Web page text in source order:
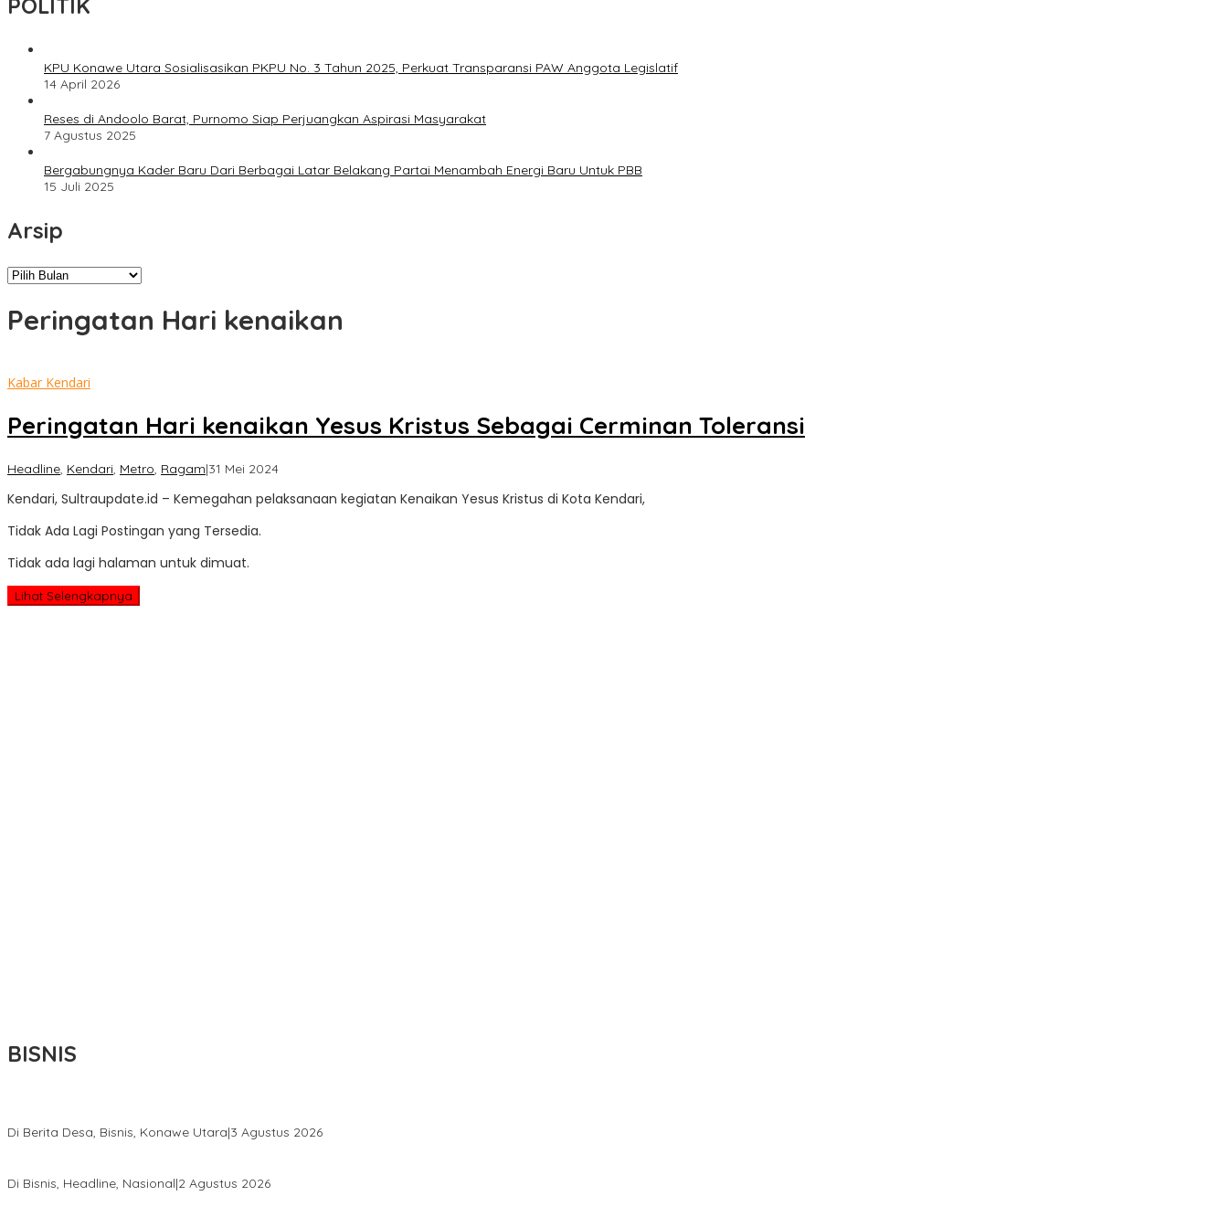
POLITIK
KPU Konawe Utara Sosialisasikan PKPU No. 3 Tahun 2025, Perkuat Transparansi PAW Anggota Legislatif
14 April 2026
Reses di Andoolo Barat, Purnomo Siap Perjuangkan Aspirasi Masyarakat
7 Agustus 2025
Bergabungnya Kader Baru Dari Berbagai Latar Belakang Partai Menambah Energi Baru Untuk PBB
15 Juli 2025
Arsip
Arsip
Peringatan Hari kenaikan
Kabar Kendari
Peringatan Hari kenaikan Yesus Kristus Sebagai Cerminan Toleransi
Headline, Kendari, Metro, Ragam|31 Mei 2024oleh
Update
Kendari, Sultraupdate.id – Kemegahan pelaksanaan kegiatan Kenaikan Yesus Kristus di Kota Kendari,
Tidak Ada Lagi Postingan yang Tersedia.
Tidak ada lagi halaman untuk dimuat.
Lihat Selengkapnya
BISNIS
Di Berita Desa, Bisnis, Konawe Utara|3 Agustus 2026
Di Bisnis, Headline, Nasional|2 Agustus 2026